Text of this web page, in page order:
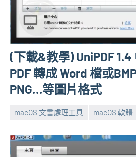
(下載&教學) UniPDF 1.4
PDF 轉成 Word 檔或
PNG…等圖片格式
macOS 文書處理工具 macOS 軟體
芋